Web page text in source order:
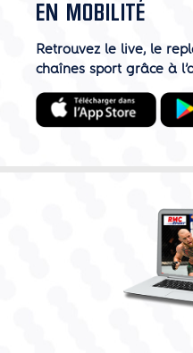
EN MOBILITÉ
Retrouvez le live, le
chaînes sport grâce à